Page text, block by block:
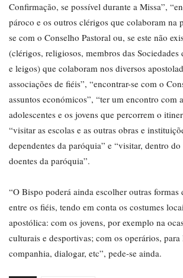
Confirmação, se possível durante a Missa”,
pároco e os outros clérigos que colaboram na
se com o Conselho Pastoral ou, se este não
(clérigos, religiosos, membros das
e leigos) que colaboram nos diversos
associações de fiéis”, “encontrar-se com o
assuntos económicos”, “ter um encontro com
adolescentes e os jovens que percorrem o
“visitar as escolas e as outras obras e
dependentes da paróquia” e “visitar, dentro
doentes da paróquia”.
“O Bispo poderá ainda escolher outras formas
entre os fiéis, tendo em conta os costumes
apostólica: com os jovens, por exemplo na
culturais e desportivas; com os operários, para
companhia, dialogar, etc”, pede-se ainda.